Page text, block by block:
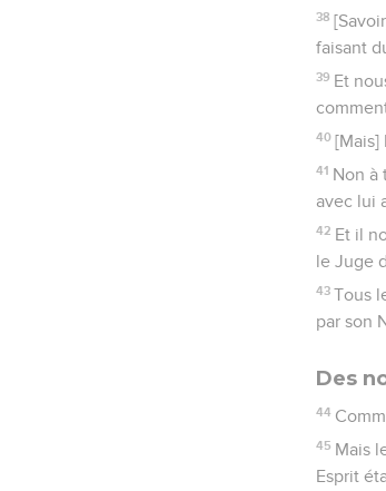
38
faisant
39 Et
40 [Mais]
41 Non à
avec lui
42 Et il
le Juge
43 Tous
par son
Des
44
45 Mais
Esprit